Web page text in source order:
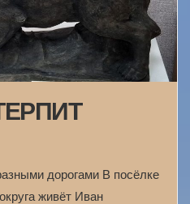
дорогами В посёлке
живёт Иван